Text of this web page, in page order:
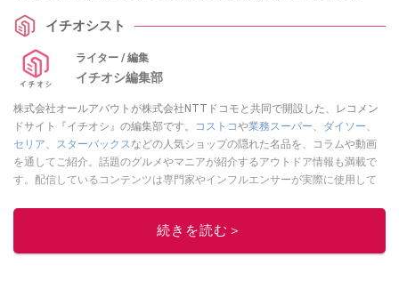
イチオシスト
ライター / 編集
イチオシ編集部
株式会社オールアバウトが株式会社NTTドコモと共同で開設した、レコメン
ドサイト『イチオシ』の編集部です。
コストコや業務スーパー、 ダイソー、
セリア、 スターバックスなどの人気ショップの隠れた名品を、コラムや動画
を通してご紹介。話題のグルメやマニアが紹介するアウトドア情報も満載で
す。配信しているコンテンツは専門家やインフルエンサーが実際に使用して
ニュースでフォロー
続きを読む＞